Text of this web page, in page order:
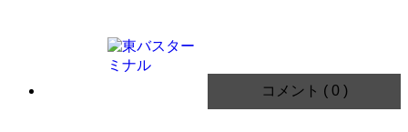
コメント ( 0 )